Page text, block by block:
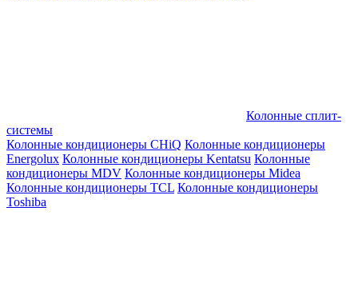
Колонные сплит-
системы
Колонные кондиционеры CHiQ Колонные кондиционеры
Energolux Колонные кондиционеры Kentatsu Колонные
кондиционеры MDV Колонные кондиционеры Midea
Колонные кондиционеры TCL Колонные кондиционеры
Toshiba